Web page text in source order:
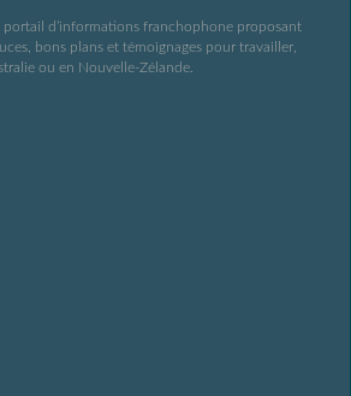
d’informations franchophone proposant
bons plans et témoignages pour travailler,
ou en Nouvelle-Zélande.